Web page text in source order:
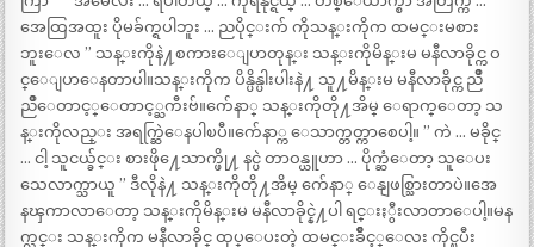
အေထြအထူး ပိုမခ်က္ရပါဘူး … ညပိုင္းက် ကိုသန္းကိုက ထမင္းမစား
ဘူးေလ ” သန္းကိုနဲ႔စကားေျပာတုန္း သန္းကိုမိန္းမ မနီလာခိုင္က ဝ
င္ေျပာေနတာပါ။သန္းကိုက ပိန္ပိန္ပါးပါးနဲ႔ သူ႔မိန္းမ မနီလာခိုင္က ညိဳ
ညိဳေတာင့္ေတာင့္ႀကီးဗ်။က်ေနာ္ သန္းကိုတို႔အိမ္ ေရာက္ေတာ့ သ
န္းကိုလည္း အရက္ဆြဲေနပါၿပီ။က်ေနာ္က ေသာက္တတ္ကာစေပါ့။ ” ကဲ … မခိုင္
… ငါ့ သူငယ္ခ်င္း စားဖို႔ေသာက္ဖို႔ နင္ပဲ တာဝန္ယူဟာ … ပိုက္ဆံေတာ့ သူေပး
သေလာက္သာယူ ” ဒီလိုနဲ႔ သန္းကိုတို႔အိမ္ က်ေနာ္ ေနျဖစ္သြားတာပဲ။အေ
နၾကာလာေတာ့ သန္းကိုမိန္းမ မနီလာခိုင္နဲ႔ပါ ရင္းႏွီးလာတာေပါ့။မန
က္လင္း သန္းကိုက မနီလာခိုင္ ထုပ္ေပးတဲ့ ထမင္းခ်ိဳင့္ေလး ကိုင္ၿပီး